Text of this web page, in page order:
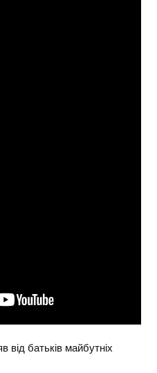
від батьків майбутніх